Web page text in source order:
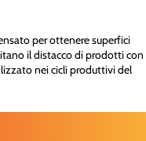
per ottenere superfici
il distacco di prodotti con
nei cicli produttivi del